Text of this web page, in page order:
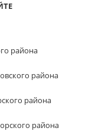
района
района
района
района